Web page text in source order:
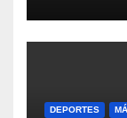
DEPORTES